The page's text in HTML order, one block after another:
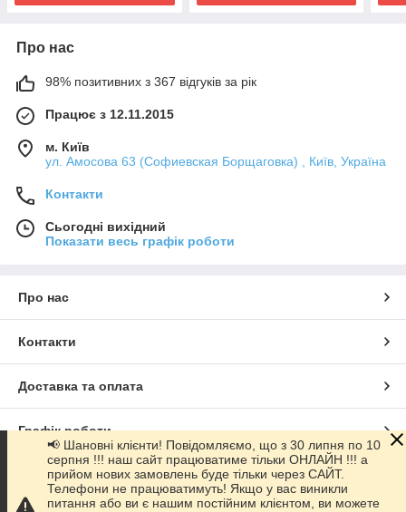
Про нас
98% позитивних з 367 відгуків за рік
Працює з 12.11.2015
м. Київ
ул. Амосова 63 (Софиевская Борщаговка) , Київ, Україна
Контакти
Сьогодні вихідний
Показати весь графік роботи
Про нас
Контакти
Доставка та оплата
Графік роботи
Повна версія сайту
📢 Шановні клієнти! Повідомляємо, що з 30 липня по 10
серпня !!! наш сайт працюватиме тільки ОНЛАЙН !!! а
прийом нових замовлень буде тільки через САЙТ.
Телефони не працюватимуть! Якщо у вас виникли
питання або ви є нашим постійним клієнтом, ви можете